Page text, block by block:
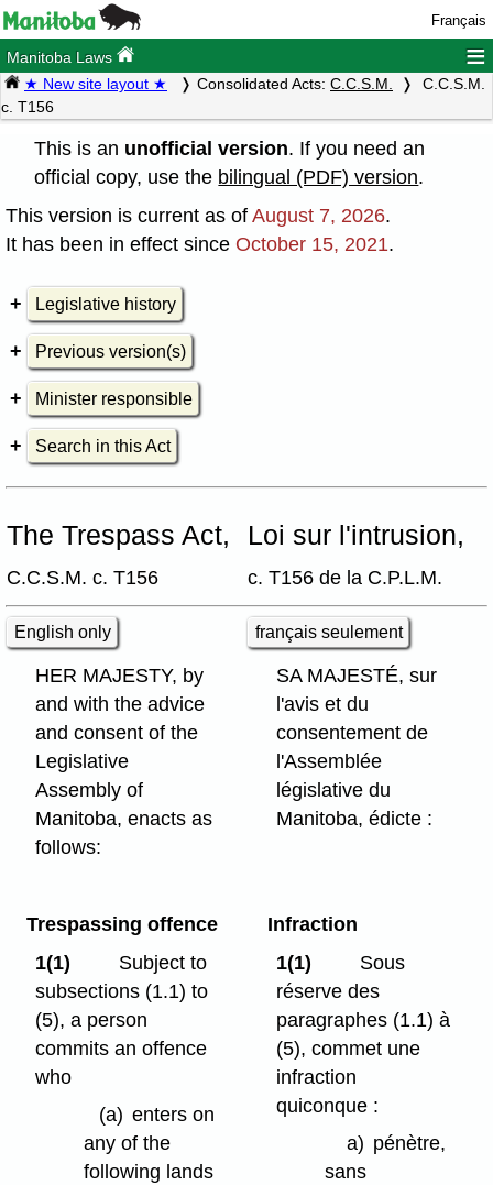
Français
Manitoba Laws ≡
★ New site layout ★ Consolidated Acts: C.C.S.M.
C.C.S.M.
c. T156
This is an unofficial version. If you need an
official copy, use the bilingual (PDF) version.
This version is current as of August 7, 2026.
It has been in effect since October 15, 2021.
Legislative history
Previous version(s)
Minister responsible
Search in this Act
The Trespass Act,
C.C.S.M. c. T156
Loi sur l'intrusion,
c. T156 de la C.P.L.M.
English only français seulement
HER MAJESTY, by
and with the advice
and consent of the
Legislative
Assembly of
Manitoba, enacts as
follows:
SA MAJESTÉ, sur
l'avis et du
consentement de
l'Assemblée
législative du
Manitoba, édicte :
Trespassing offence
1(1)
Subject to
subsections (1.1) to
(5), a person
commits an offence
who
(a) enters on
any of the
following lands
Infraction
1(1)
Sous
réserve des
paragraphes (1.1) à
(5), commet une
infraction
quiconque :
a) pénètre,
sans